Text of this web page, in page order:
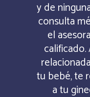
y de
consulta
el
tu bebé, te
a tu